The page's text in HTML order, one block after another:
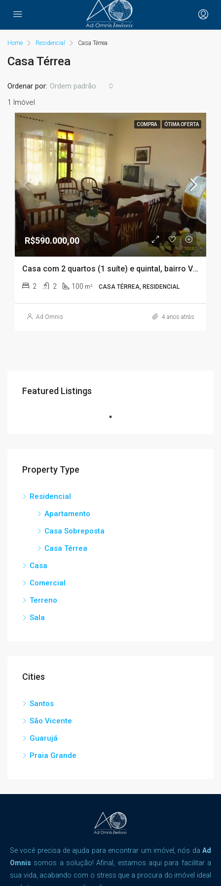
Home Residencial Casa Térrea
Casa Térrea
1 Imóvel
Ordenar por: Ordem padrão
COMPRA ÓTIMA OFERTA
R$590.000,00
Casa com 2 quartos (1 suíte) e quintal, bairro Vila Caiçara, em Praia Grande
2 2 100 m² CASA TÉRREA, RESIDENCIAL
Ad Omnis 4 anos atrás
Featured Listings
Property Type
Residencial
Apartamento
Casa Sobreposta
Casa Térrea
Casa
Comercial
Terreno
Sala
Cities
Santos
São Vicente
Guarujá
Praia Grande
Se você precisa de ajuda para encontrar um imóvel, nós da Ad
Omnis somos a solução! Afinal, estamos aqui para facilitar a
sua vida, acabando com o stress que a procura do imóvel ideal